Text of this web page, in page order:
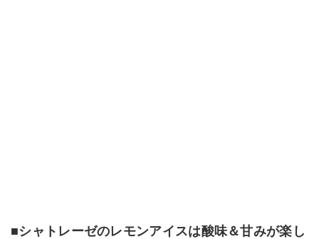
■シャトレーゼのレモンアイスは酸味＆甘みが楽し